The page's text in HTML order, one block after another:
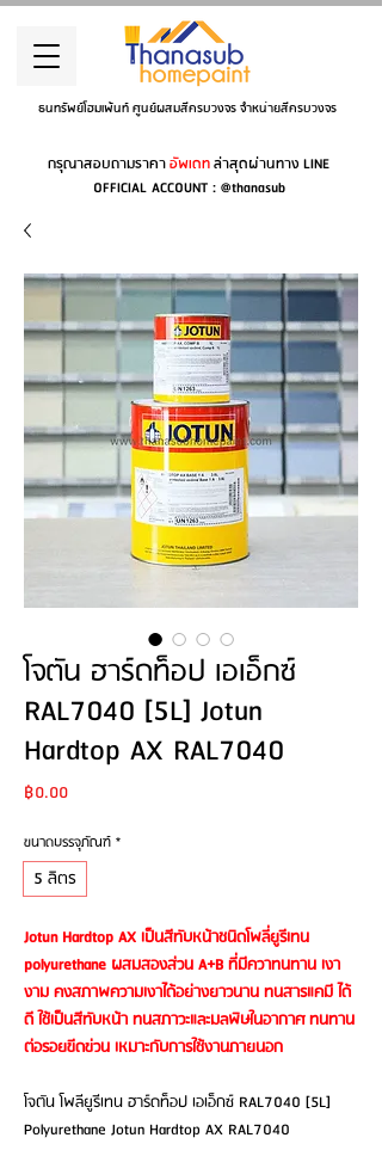
ธนทรัพย์โฮมเพ้นท์ ศูนย์ผสมสีครบวงจร จำหน่ายสีครบวงจร
กรุณาสอบถามราคาอัพเดทล่าสุดผ่านทาง LINE
OFFICIAL ACCOUNT : @thanasub
โจตัน ฮาร์ดท็อป เอเอ็กซ์
RAL7040 [5L] Jotun
Hardtop AX RAL7040
฿0.00Price
ขนาดบรรจุภัณฑ์ *
5 ลิตร
Jotun Hardtop AX เป็นสีทับหน้าชนิดโพลี่ยูรีเทน
polyurethane ผสมสองส่วน A+B ที่มีควาทนทาน เงา
งาม คงสภาพความเงาได้อย่างยาวนาน ทนสารแคมี ได้
ดี ใช้เป็นสีทับหน้า ทนสภาวะและมลพิษในอากาศ ทนทาน
ต่อรอยขีดข่วน เหมาะกับการใช้งานภายนอก
โจตัน โพลียูรีเทน ฮาร์ดท็อป เอเอ็กซ์ RAL7040 [5L]
Polyurethane Jotun Hardtop AX RAL7040